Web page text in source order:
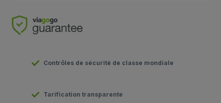
Contrôles de sécurité de classe mondiale
Tarification transparente